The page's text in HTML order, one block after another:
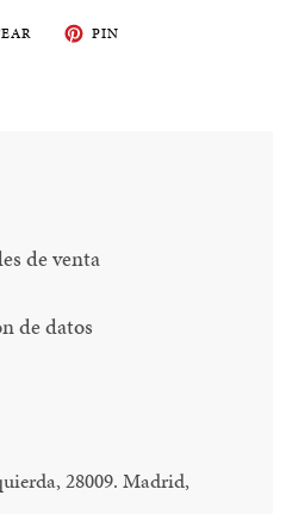
TWITEA
EN
PIN
de venta
de datos
28009. Madrid,